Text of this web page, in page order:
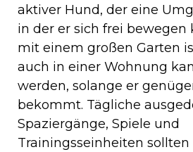
aktiver Hund, der eine
in der er sich frei bewegen
mit einem großen Garten
auch in einer Wohnung
werden, solange er
bekommt. Tägliche
Spaziergänge, Spiele und
Trainingsseinheiten sollten